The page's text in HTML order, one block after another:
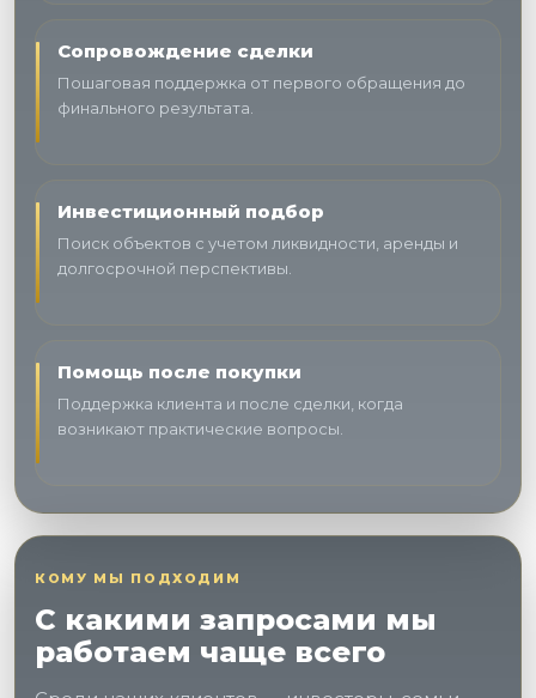
Сопровождение сделки
Пошаговая поддержка от первого обращения до
финального результата.
Инвестиционный подбор
Поиск объектов с учетом ликвидности, аренды и
долгосрочной перспективы.
Помощь после покупки
Поддержка клиента и после сделки, когда
возникают практические вопросы.
КОМУ МЫ ПОДХОДИМ
С какими запросами мы
работаем чаще всего